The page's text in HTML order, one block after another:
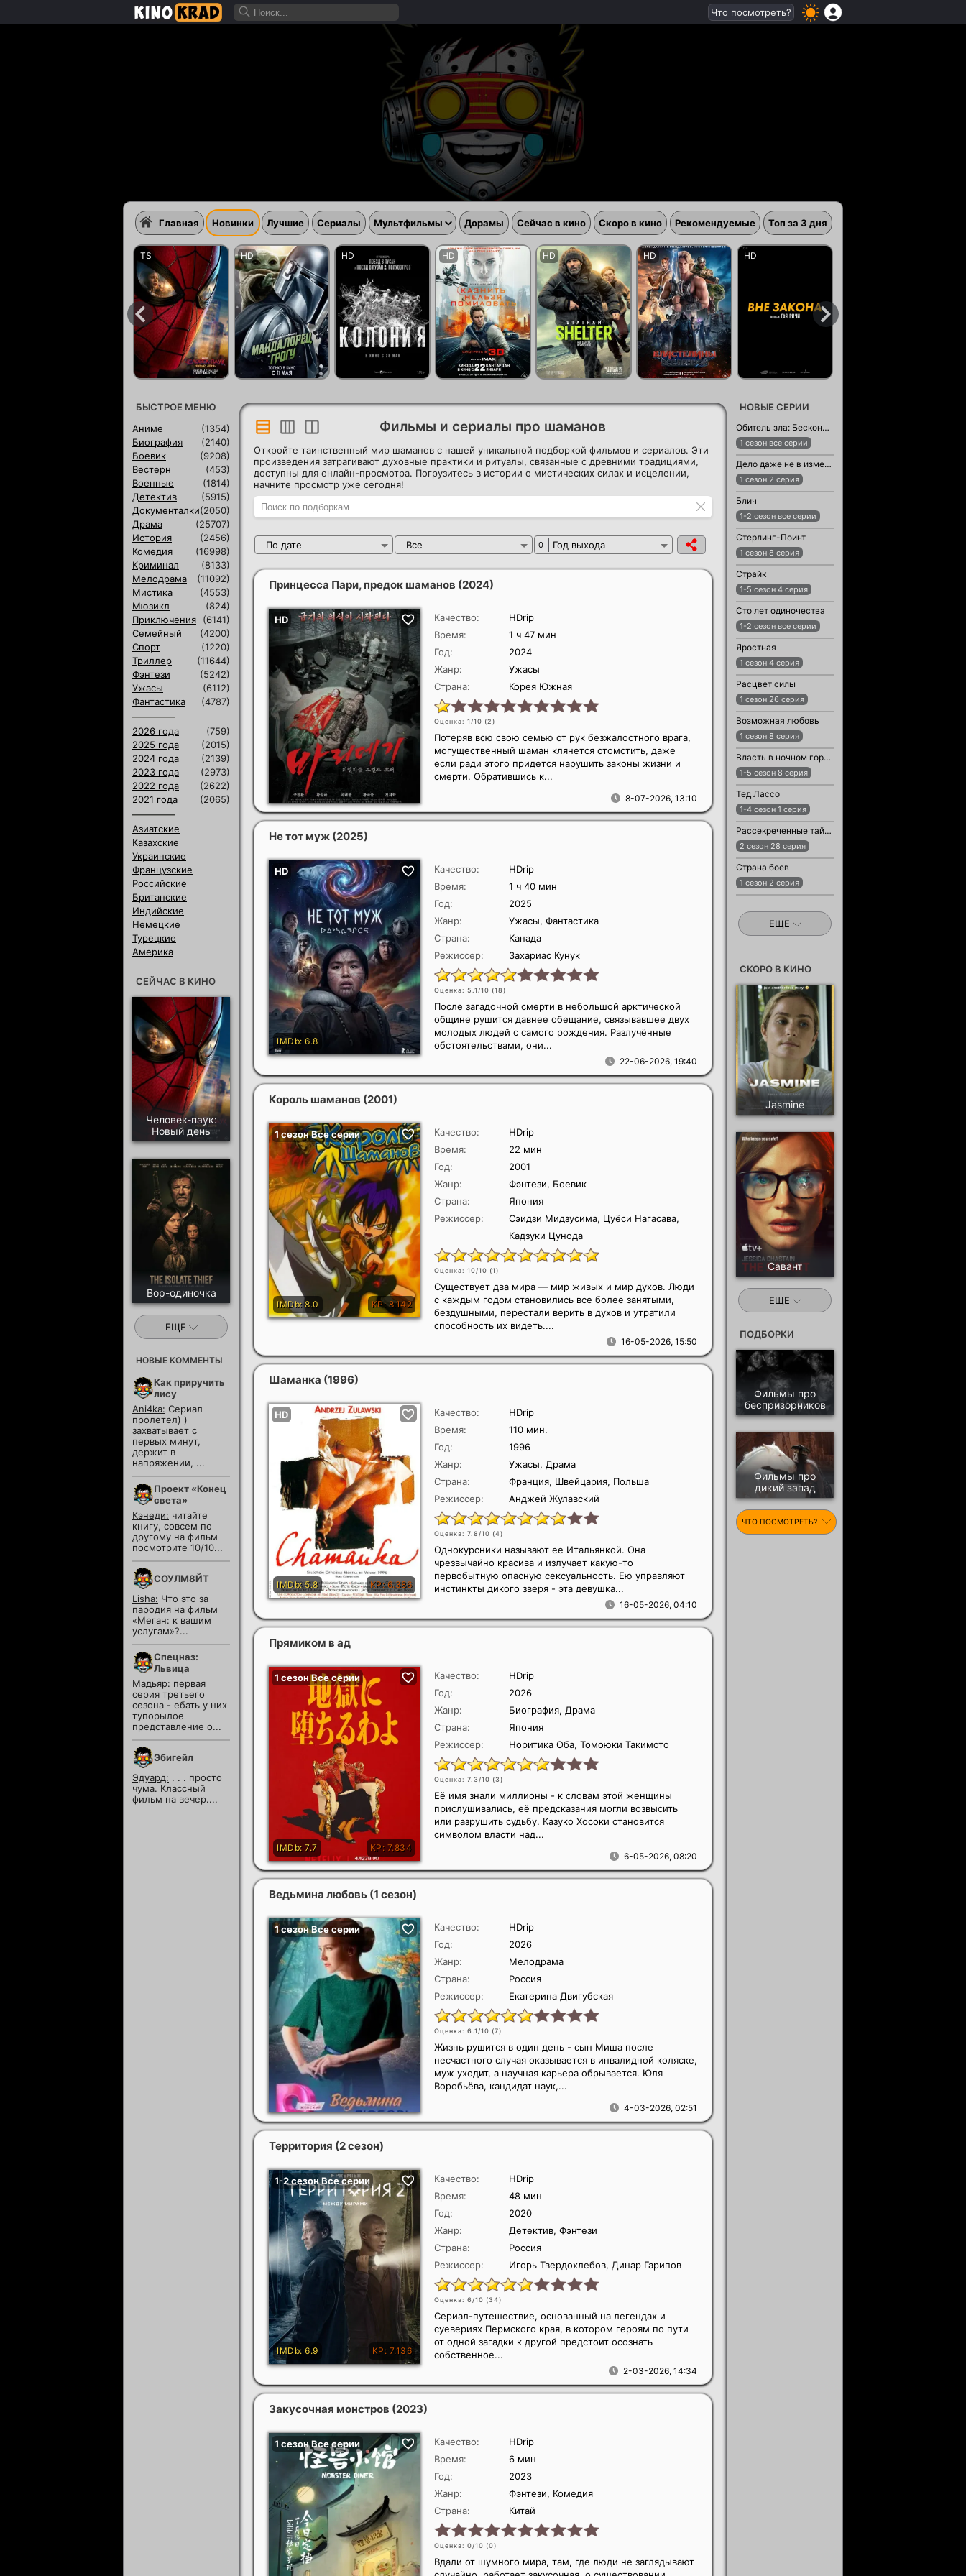
Фильмы и сериалы про шаманов
Откройте таинственный мир шаманов с нашей уникальной подборкой фильмов и сериалов. Эти
произведения затрагивают духовные практики и ритуалы, связанные с древними традициями,
доступны для онлайн-просмотра. Погрузитесь в истории о мистических силах и исцелении,
начните просмотр уже сегодня!
По дате Все 0 Год выхода
Принцесса Пари, предок шаманов (2024)
Качество:
HDrip
Время:
1 ч 47 мин
Год:
2024
Жанр:
Ужасы
Страна:
Корея Южная
Оценка: 1/10 (2)
8-07-2026, 13:10
Потеряв всю свою семью от рук безжалостного врага,
могущественный шаман клянется отомстить, даже
если ради этого придется нарушить законы жизни и
смерти. Обратившись к...
Не тот муж (2025)
Качество:
HDrip
Время:
1 ч 40 мин
Год:
2025
Жанр:
Ужасы, Фантастика
Страна:
Канада
Режиссер:
Захариас Кунук
Оценка: 5.1/10 (18)
22-06-2026, 19:40
После загадочной смерти в небольшой арктической
общине рушится давнее обещание, связывавшее двух
молодых людей с самого рождения. Разлучённые
обстоятельствами, они...
Король шаманов (2001)
Качество:
HDrip
Время:
22 мин
Год:
2001
Жанр:
Фэнтези, Боевик
Страна:
Япония
Режиссер:
Сэидзи Мидзусима, Цуёси Нагасава,
Кадзуки Цунода
Оценка: 10/10 (1)
16-05-2026, 15:50
Существует два мира — мир живых и мир духов. Люди
с каждым годом становились все более занятыми,
бездушными, перестали верить в духов и утратили
способность их видеть....
Шаманка (1996)
Качество:
HDrip
Время:
110 мин.
Год:
1996
Жанр:
Ужасы, Драма
Страна:
Франция, Швейцария, Польша
Режиссер:
Анджей Жулавский
Оценка: 7.8/10 (4)
16-05-2026, 04:10
Однокурсники называют ее Итальянкой. Она
чрезвычайно красива и излучает какую-то
первобытную опасную сексуальность. Ею управляют
инстинкты дикого зверя - эта девушка...
Прямиком в ад
Качество:
HDrip
Год:
2026
Жанр:
Биография, Драма
Страна:
Япония
Режиссер:
Норитика Оба, Томоюки Такимото
Оценка: 7.3/10 (3)
6-05-2026, 08:20
Её имя знали миллионы - к словам этой женщины
прислушивались, её предсказания могли возвысить
или разрушить судьбу. Казуко Хосоки становится
символом власти над...
Ведьмина любовь (1 сезон)
Качество:
HDrip
Год:
2026
Жанр:
Мелодрама
Страна:
Россия
Режиссер:
Екатерина Двигубская
Оценка: 6.1/10 (7)
4-03-2026, 02:51
Жизнь рушится в один день - сын Миша после
несчастного случая оказывается в инвалидной коляске,
муж уходит, а научная карьера обрывается. Юля
Воробьёва, кандидат наук,...
Территория (2 сезон)
Качество:
HDrip
Время:
48 мин
Год:
2020
Жанр:
Детектив, Фэнтези
Страна:
Россия
Режиссер:
Игорь Твердохлебов, Динар Гарипов
Оценка: 6/10 (34)
2-03-2026, 14:34
Сериал-путешествие, основанный на легендах и
суевериях Пермского края, в котором героям по пути
от одной загадки к другой предстоит осознать
собственное...
Закусочная монстров (2023)
Качество:
HDrip
Время:
6 мин
Год:
2023
Жанр:
Фэнтези, Комедия
Страна:
Китай
Оценка: 0/10 (0)
Вдали от шумного мира, там, где люди не заглядывают
БЫСТРОЕ МЕНЮ
Аниме
(1354)
Биография
(2140)
Боевик
(9208)
Вестерн
(453)
Военные
(1814)
Детектив
(5915)
Документалки(2050)
Драма
(25707)
История
(2456)
Комедия
(16998)
Криминал
(8133)
Мелодрама
(11092)
Мистика
(4553)
Мюзикл
(824)
Приключения
(6141)
Семейный
(4200)
Спорт
(1220)
Триллер
(11644)
Фэнтези
(5242)
Ужасы
(6112)
Фантастика
(4787)
2026 года
(759)
2025 года
(2015)
2024 года
(2139)
2023 года
(2973)
2022 года
(2622)
2021 года
(2065)
Азиатские
Казахские
Украинские
Французские
Российские
Британские
Индийские
Немецкие
Турецкие
Америка
СЕЙЧАС В КИНО
Человек-паук:
Новый день
Вор-одиночка
ЕЩЕ
НОВЫЕ КОММЕНТЫ
Как приручить
лису
Ani4ka: Сериал
пролетел) )
захватывает с
первых минут,
держит в
напряжении, ...
Проект «Конец
света»
Кэнеди: читайте
книгу, совсем по
другому на фильм
посмотрите 10/10...
СОУЛМ8ЙТ
Lisha: Что это за
пародия на фильм
«Меган: к вашим
услугам»?...
Спецназ:
Львица
Мадьяр: первая
серия третьего
сезона - ебать у них
тупорылое
представление о...
Эбигейл
Эдуард: . . . просто
чума. Классный
фильм на вечер....
НОВЫЕ СЕРИИ
Обитель зла: Бесконечная тьма
1 сезон все серии
Дело даже не в измене
1 сезон 2 серия
Блич
1-2 сезон все серии
Стерлинг-Поинт
1 сезон 8 серия
Страйк
1-5 сезон 4 серия
Сто лет одиночества
1-2 сезон все серии
Яростная
1 сезон 4 серия
Расцвет силы
1 сезон 26 серия
Возможная любовь
1 сезон 8 серия
Власть в ночном городе. Книга третья: Юность Кэнена
1-5 сезон 8 серия
Тед Лассо
1-4 сезон 1 серия
Рассекреченные тайны с Дэвидом Духовны
2 сезон 28 серия
Страна боев
1 сезон 2 серия
ЕЩЕ
СКОРО В КИНО
Jasmine
Савант
ЕЩЕ
ПОДБОРКИ
Фильмы про
беспризорников
Фильмы про
дикий запад
ЧТО ПОСМОТРЕТЬ?
Главная Новинки Лучшие Сериалы Мультфильмы Дорамы Сейчас в кино Скоро в кино Рекомендуемые Топ за 3 дня
Что посмотреть?